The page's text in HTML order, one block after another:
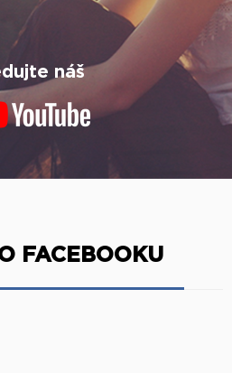
náš
FACEBOOKU